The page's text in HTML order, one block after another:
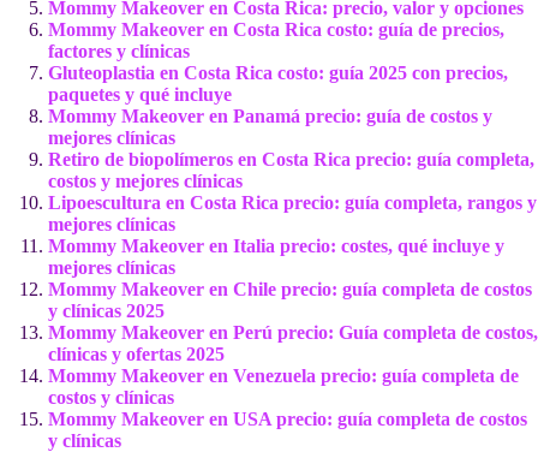
Mommy Makeover en Costa Rica: precio, valor y opciones
Mommy Makeover en Costa Rica costo: guía de precios,
factores y clínicas
Gluteoplastia en Costa Rica costo: guía 2025 con precios,
paquetes y qué incluye
Mommy Makeover en Panamá precio: guía de costos y
mejores clínicas
Retiro de biopolímeros en Costa Rica precio: guía completa,
costos y mejores clínicas
Lipoescultura en Costa Rica precio: guía completa, rangos y
mejores clínicas
Mommy Makeover en Italia precio: costes, qué incluye y
mejores clínicas
Mommy Makeover en Chile precio: guía completa de costos
y clínicas 2025
Mommy Makeover en Perú precio: Guía completa de costos,
clínicas y ofertas 2025
Mommy Makeover en Venezuela precio: guía completa de
costos y clínicas
Mommy Makeover en USA precio: guía completa de costos
y clínicas